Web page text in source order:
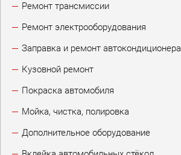
Ремонт трансмиссии
Ремонт электрооборудования
Заправка и ремонт автокондиционера
Кузовной ремонт
Покраска автомобиля
Мойка, чистка, полировка
Дополнительное оборудование